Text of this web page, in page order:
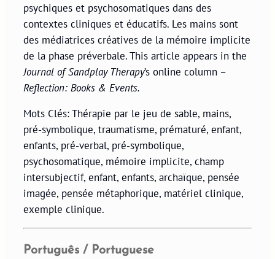
psychiques et psychosomatiques dans des
contextes cliniques et éducatifs. Les mains sont
des médiatrices créatives de la mémoire implicite
de la phase préverbale. This article appears in the
Journal of Sandplay Therapy’s online column –
Reflection: Books & Events.
Mots Clés: Thérapie par le jeu de sable, mains,
pré-symbolique, traumatisme, prématuré, enfant,
enfants, pré-verbal, pré-symbolique,
psychosomatique, mémoire implicite, champ
intersubjectif, enfant, enfants, archaïque, pensée
imagée, pensée métaphorique, matériel clinique,
exemple clinique.
Português / Portuguese